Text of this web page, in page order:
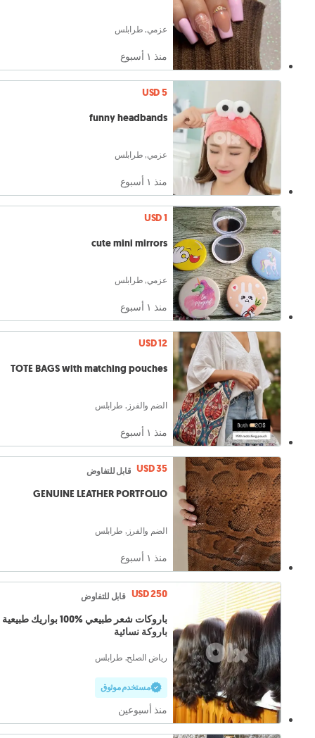
عزمي, طرابلس
منذ ١ أسبوع
USD 5
funny headbands
عزمي, طرابلس
منذ ١ أسبوع
USD 1
cute mini mirrors
عزمي, طرابلس
منذ ١ أسبوع
USD 12
TOTE BAGS with matching pouches
الضم والفرز, طرابلس
منذ ١ أسبوع
USD 35 قابل للتفاوض
GENUINE LEATHER PORTFOLIO
الضم والفرز, طرابلس
منذ ١ أسبوع
USD 250 قابل للتفاوض
باروكات شعر طبيعي %100 بواريك طبيعية
باروكة نسائية
رياض الصلح, طرابلس
مستخدم موثوق
منذ أسبوعين